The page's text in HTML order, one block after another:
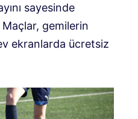
sayesinde
gemilerin
ekranlarda ücretsiz